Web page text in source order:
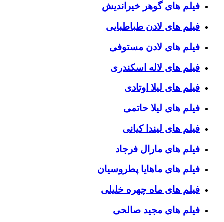
فیلم های گوهر خیراندیش
فیلم های لادن طباطبایی
فیلم های لادن مستوفی
فیلم های لاله اسکندری
فیلم های لیلا اوتادی
فیلم های لیلا حاتمی
فیلم های لیندا کیانی
فیلم های مارال فرجاد
فیلم های ماهایا پطروسیان
فیلم های ماه چهره خلیلی
فیلم های مجید صالحی